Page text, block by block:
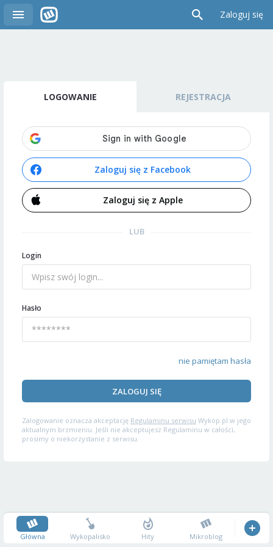
Zaloguj się
LOGOWANIE REJESTRACJA
Zaloguj się z Facebook
Zaloguj się z Apple
LUB
Login
Hasło
nie pamiętam hasła
ZALOGUJ SIĘ
Zalogowanie oznacza akceptację Regulaminu serwisu Wykop.pl w jego
aktualnym brzmieniu. Jeśli nie akceptujesz Regulaminu w całości,
prosimy o niekorzystanie z serwisu.
Główna Wykopalisko Hity Mikroblog